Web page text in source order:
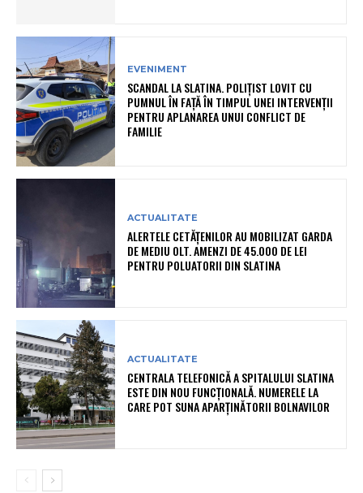
EVENIMENT
SCANDAL LA SLATINA. POLIȚIST LOVIT CU
PUMNUL ÎN FAȚĂ ÎN TIMPUL UNEI INTERVENȚII
PENTRU APLANAREA UNUI CONFLICT DE
FAMILIE
ACTUALITATE
ALERTELE CETĂȚENILOR AU MOBILIZAT GARDA
DE MEDIU OLT. AMENZI DE 45.000 DE LEI
PENTRU POLUATORII DIN SLATINA
ACTUALITATE
CENTRALA TELEFONICĂ A SPITALULUI SLATINA
ESTE DIN NOU FUNCȚIONALĂ. NUMERELE LA
CARE POT SUNA APARȚINĂTORII BOLNAVILOR